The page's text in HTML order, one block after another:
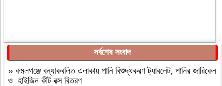
সর্বশেষ সংবাদ
» কমলগঞ্জে বন্যাকবলিত এলাকায় পানি বিশুদ্ধকরণ ট্যাবলেট, পানির জারিকেন
ও হাইজিন কীট বক্স বিতরণ